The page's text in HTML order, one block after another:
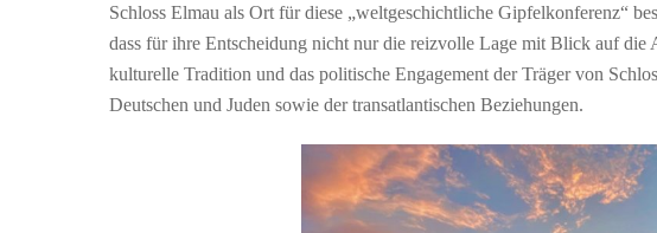
Schloss Elmau als Ort für diese „weltgeschichtliche Gipfelkonferenz“
dass für ihre Entscheidung nicht nur die reizvolle Lage mit Blick auf die
kulturelle Tradition und das politische Engagement der Träger von
Deutschen und Juden sowie der transatlantischen Beziehungen.